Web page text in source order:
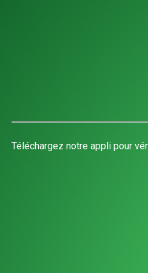
Téléchargez notre appli pour